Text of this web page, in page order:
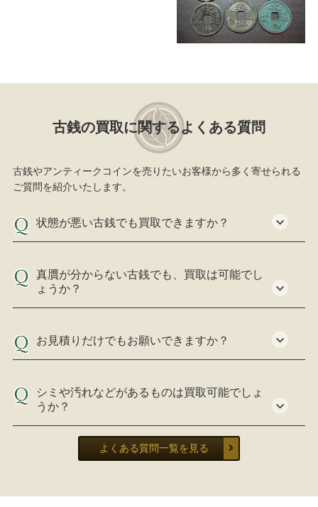
古銭の買取に関するよくある質問
古銭やアンティークコインを売りたいお客様から多く寄せられる
ご質問を紹介いたします。
状態が悪い古銭でも買取できますか？
真贋が分からない古銭でも、買取は可能でし
ょうか？
お見積りだけでもお願いできますか？
シミや汚れなどがあるものは買取可能でしょ
うか？
よくある質問一覧を見る